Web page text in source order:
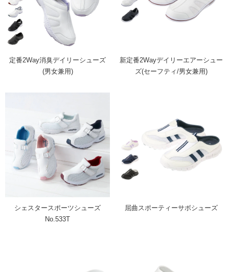
定番2Way消臭デイリーシューズ
(男女兼用)
新定番2Wayデイリーエアーシュー
ズ(セーフティ/男女兼用)
シェスタースポーツシューズ
No.533T
屈曲スポーティーサボシューズ